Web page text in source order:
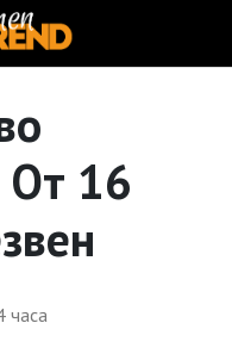
От 16
часа